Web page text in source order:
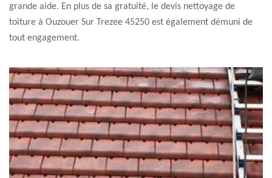
grande aide. En plus de sa gratuité, le devis nettoyage de
toiture à Ouzouer Sur Trezee 45250 est également démuni de
tout engagement.